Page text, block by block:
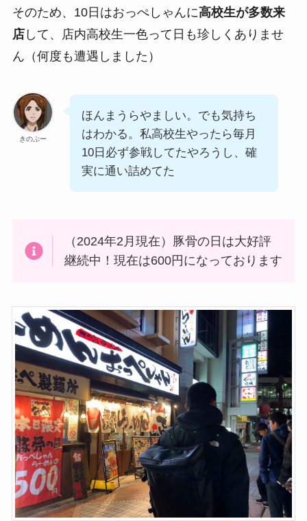
そのため、10日はおっぺしゃんに高校生が多数来
店して、店内高校生一色って日も珍しくありませ
ん（何度も遭遇しました）
きのぷー
ほんまうらやましい。でも気持ち
はわかる。私高校生やったら毎月
10日必ず参戦してたやろうし、確
実に通い詰めてた
（2024年2月現在）豚骨の日は大好評
継続中！現在は600円になっております